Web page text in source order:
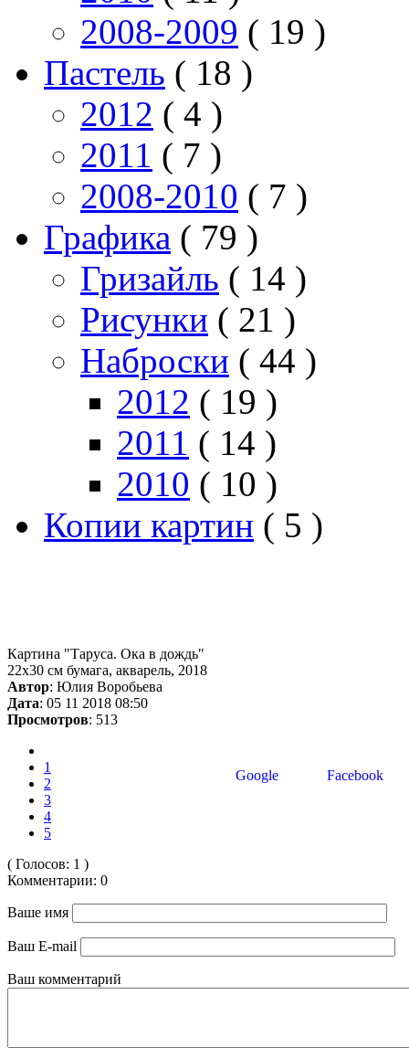
2008-2009 ( 19 )
Пастель ( 18 )
2012 ( 4 )
2011 ( 7 )
2008-2010 ( 7 )
Графика ( 79 )
Гризайль ( 14 )
Рисунки ( 21 )
Наброски ( 44 )
2012 ( 19 )
2011 ( 14 )
2010 ( 10 )
Копии картин ( 5 )
Картина "Таруса. Ока в дождь"
22х30 см бумага, акварель, 2018
Автор: Юлия Воробьева
Дата: 05 11 2018 08:50
Просмотров: 513
1
2
3
4
5
( Голосов: 1 )
Google Facebook
Комментарии: 0
Ваше имя
Ваш E-mail
Ваш комментарий